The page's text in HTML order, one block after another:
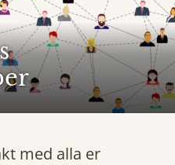
med alla er